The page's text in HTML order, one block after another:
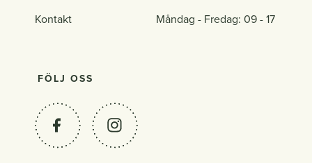
Kontakt
Måndag - Fredag: 09 - 17
FÖLJ OSS